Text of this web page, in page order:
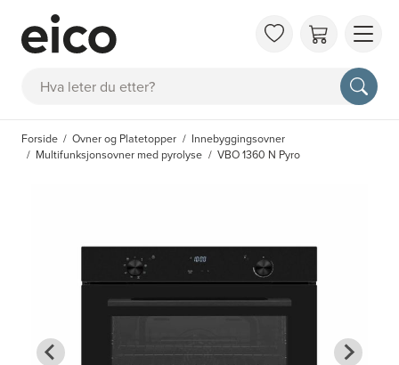
Søk
OM
FAQ
Forside Ovner og Platetopper
Innebyggingsovner
Multifunksjonsovner med pyrolyse
VBO 1360 N Pyro